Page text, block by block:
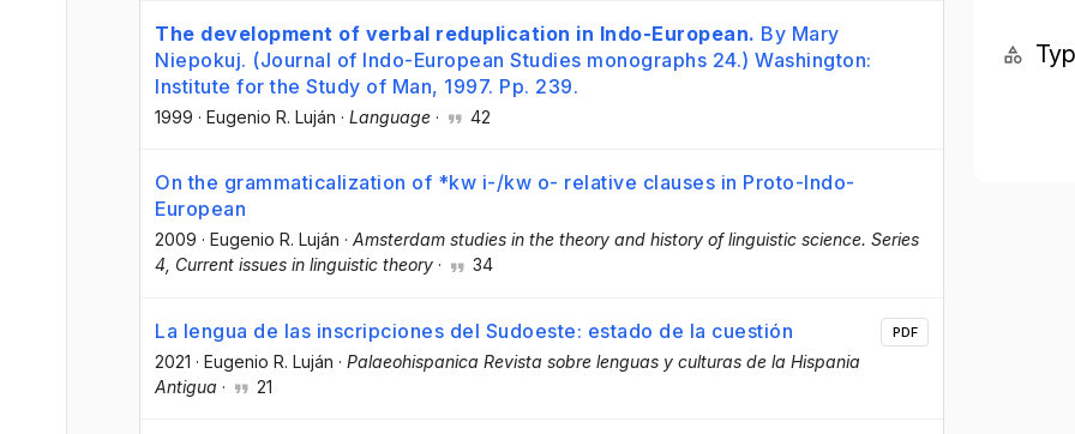
The development of verbal reduplication in Indo-European. By Mary
Niepokuj. (Journal of Indo-European Studies monographs 24.) Washington:
Institute for the Study of Man, 1997. Pp. 239.
1999 · Eugenio R. Luján · Language · 42
On the grammaticalization of *kw i-/kw o- relative clauses in Proto-Indo-
European
2009 · Eugenio R. Luján · Amsterdam studies in the theory and history of linguistic science. Series
4, Current issues in linguistic theory · 34
La lengua de las inscripciones del Sudoeste: estado de la cuestión
2021 · Eugenio R. Luján · Palaeohispanica Revista sobre lenguas y culturas de la Hispania
Antigua · 21
PDF